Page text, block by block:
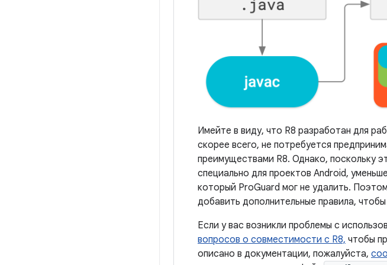
Имейте в виду, что R8 разработан для
скорее всего, не потребуется
преимуществами R8. Однако, поскольку
специально для проектов Android,
который ProGuard мог не удалить.
добавить дополнительные правила,
Если у вас возникли проблемы с
вопросов о совместимости с R8, чтобы
описано в документации, пожалуйста,